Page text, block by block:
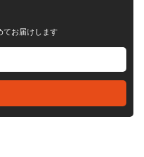
てお届けします